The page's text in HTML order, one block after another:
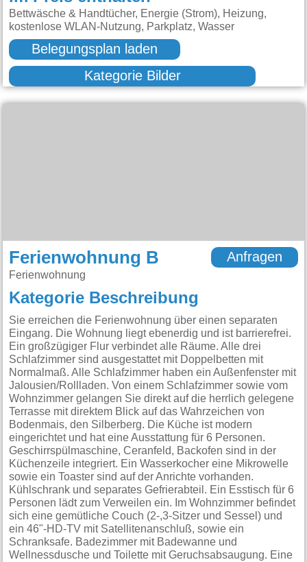
Bettwäsche & Handtücher, Energie (Strom), Heizung,
kostenlose WLAN-Nutzung, Parkplatz, Wasser
Belegungsplan laden
Kategorie Bilder
Ferienwohnung B
Ferienwohnung
Anfragen
Kategorie Beschreibung
Sie erreichen die Ferienwohnung über einen separaten
Eingang. Die Wohnung liegt ebenerdig und ist barrierefrei.
Ein großzügiger Flur verbindet alle Räume. Alle drei
Schlafzimmer sind ausgestattet mit Doppelbetten mit
Normalmaß. Alle Schlafzimmer haben ein Außenfenster mit
Jalousien/Rollladen. Von einem Schlafzimmer sowie vom
Wohnzimmer gelangen Sie direkt auf die herrlich gelegene
Terrasse mit direktem Blick auf das Wahrzeichen von
Bodenmais, den Silberberg. Die Küche ist modern
eingerichtet und hat eine Ausstattung für 6 Personen.
Geschirrspülmaschine, Ceranfeld, Backofen sind in der
Küchenzeile integriert. Ein Wasserkocher eine Mikrowelle
sowie ein Toaster sind auf der Anrichte vorhanden.
Kühlschrank und separates Gefrierabteil. Ein Esstisch für 6
Personen lädt zum Verweilen ein. Im Wohnzimmer befindet
sich eine gemütliche Couch (2-,3-Sitzer und Sessel) und
ein 46"-HD-TV mit Satellitenanschluß, sowie ein
Schranksafe. Badezimmer mit Badewanne und
Wellnessdusche und Toilette mit Geruchsabsaugung. Eine